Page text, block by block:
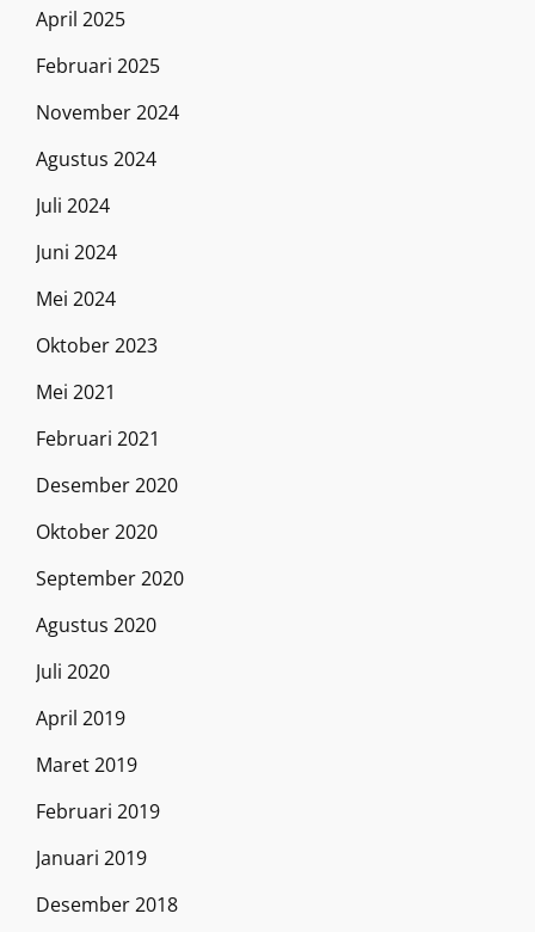
April 2025
Februari 2025
November 2024
Agustus 2024
Juli 2024
Juni 2024
Mei 2024
Oktober 2023
Mei 2021
Februari 2021
Desember 2020
Oktober 2020
September 2020
Agustus 2020
Juli 2020
April 2019
Maret 2019
Februari 2019
Januari 2019
Desember 2018